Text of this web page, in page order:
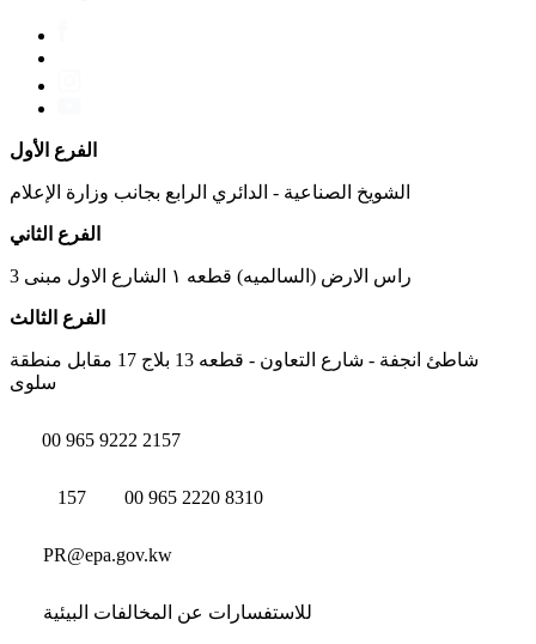
الفرع الأول
الشويخ الصناعية - الدائري الرابع بجانب وزارة الإعلام
الفرع الثاني
راس الارض (السالميه) قطعه ١ الشارع الاول مبنى 3
الفرع الثالث
شاطئ انجفة - شارع التعاون - قطعه 13 بلاج 17 مقابل منطقة
سلوى
00 965 9222 2157
157 00 965 2220 8310
PR@epa.gov.kw
للاستفسارات عن المخالفات البيئية